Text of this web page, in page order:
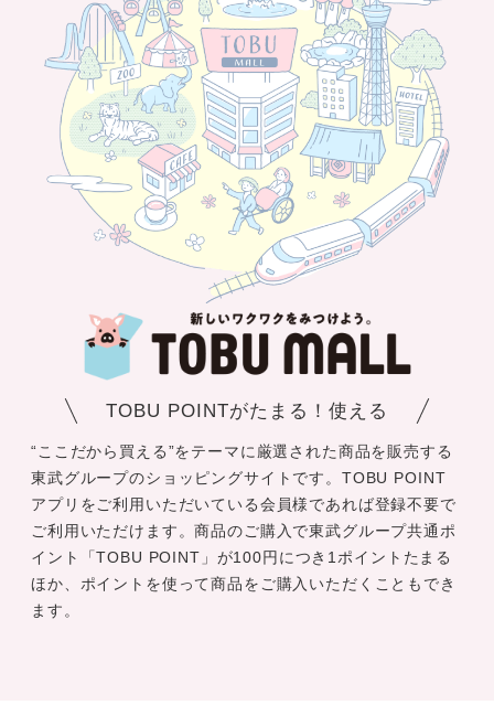
TOBU POINTがたまる！使える
“ここだから買える”をテーマに厳選された商品を販売する
東武グループのショッピングサイトです。TOBU POINT
アプリをご利用いただいている会員様であれば登録不要で
ご利用いただけます。商品のご購入で東武グループ共通ポ
イント「TOBU POINT」が100円につき1ポイントたまる
ほか、ポイントを使って商品をご購入いただくこともでき
ます。